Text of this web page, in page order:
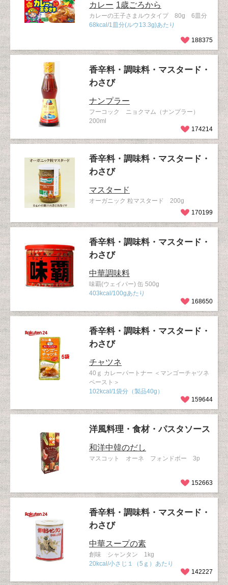
カレー 1歳ごろから
カレーの王子さまルウタイプ 80g 6皿分
68kcal/1皿分(ルウ13.3g)あたり
188375
香辛料・調味料・マスタード・
わさび
ナンプラー
フーコック ニョクマム（ナンプラー）
200ml
174214
香辛料・調味料・マスタード・
わさび
マスタード
オーガニック 粒マスタード 200g
170199
香辛料・調味料・マスタード・
わさび
中華調味料
味覇(ウェイパー) 缶 500g
403kcal/100gあたり
168650
香辛料・調味料・マスタード・
わさび
チャツネ
40ｇ カレーパートナー ＜マンゴーチャツネ
ペースト＞
102kcal/1袋分（製品40g）
159644
洋風料理・食材・パスタソース
和洋中韓のだし
マスコット オーネ フォンドボー 3p
152663
香辛料・調味料・マスタード・
わさび
中華スープの素
創味 シャンタン 1kg
20kcal/小さじ１（5ｇ）あたり
142227